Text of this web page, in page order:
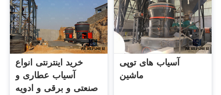
خرید اینترنتی انواع
آسیاب عطاری و
صنعتی و برقی و ادویه
آسیاب های توپی
ماشین